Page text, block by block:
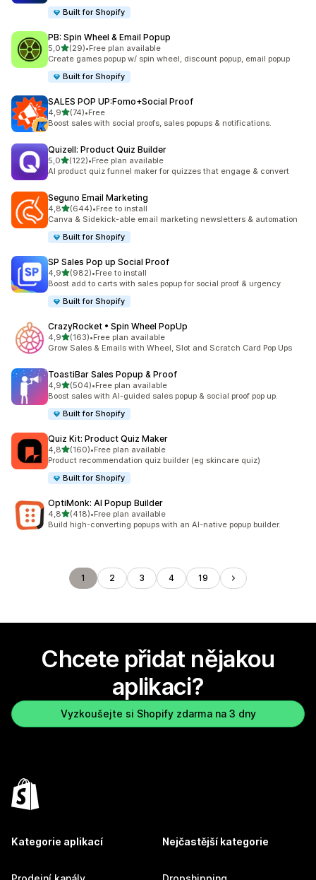
Built for Shopify
PB: Spin Wheel & Email Popup
5,0z 5 hvězd
(29)
Celkový počet recenzí: 29
•Free plan available
Create games popup w/ spin wheel, discount popup, email popup
Built for Shopify
SALES POP UP:Fomo+Social Proof
4,9z 5 hvězd
(74)
Celkový počet recenzí: 74
•Free
Boost sales with social proofs, sales popups & notifications.
Quizell: Product Quiz Builder
5,0z 5 hvězd
(122)
Celkový počet recenzí: 122
•Free plan available
AI product quiz funnel maker for quizzes that engage & convert
Seguno Email Marketing
4,8z 5 hvězd
(644)
Celkový počet recenzí: 644
•Free to install
Canva & Sidekick-able email marketing newsletters & automation
Built for Shopify
SP Sales Pop up Social Proof
4,9z 5 hvězd
(982)
Celkový počet recenzí: 982
•Free to install
Boost add to carts with sales popup for social proof & urgency
Built for Shopify
CrazyRocket • Spin Wheel PopUp
4,9z 5 hvězd
(163)
Celkový počet recenzí: 163
•Free plan available
Grow Sales & Emails with Wheel, Slot and Scratch Card Pop Ups
ToastiBar Sales Popup & Proof
4,9z 5 hvězd
(504)
Celkový počet recenzí: 504
•Free plan available
Boost sales with AI-guided sales popup & social proof pop up.
Built for Shopify
Quiz Kit: Product Quiz Maker
4,8z 5 hvězd
(160)
Celkový počet recenzí: 160
•Free plan available
Product recommendation quiz builder (eg skincare quiz)
Built for Shopify
OptiMonk: AI Popup Builder
4,8z 5 hvězd
(418)
Celkový počet recenzí: 418
•Free plan available
Build high-converting popups with an AI-native popup builder.
1 2 3 4 19
Chcete přidat nějakou
aplikaci?
Vyzkoušejte si Shopify zdarma na 3 dny
Kategorie aplikací Nejčastější kategorie